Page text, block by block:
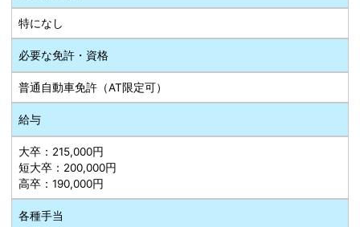
特になし
必要な免許・資格
普通自動車免許（AT限定可）
給与
大卒：215,000円
短大卒：200,000円
高卒：190,000円
各種手当